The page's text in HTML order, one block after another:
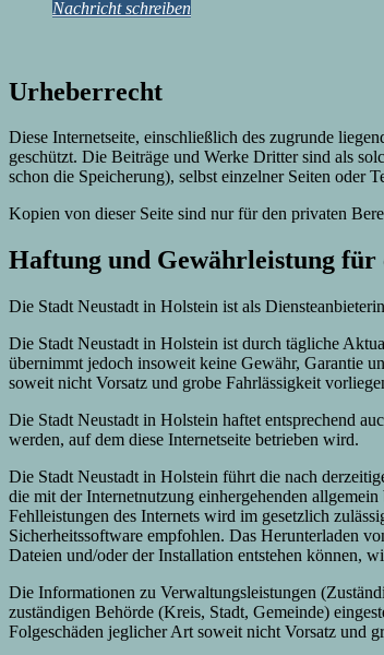
Nachricht schreiben
Urheberrecht
Diese Internetseite, einschließlich des zugrunde
geschützt. Die Beiträge und Werke Dritter sind als
schon die Speicherung), selbst einzelner Seiten oder
Kopien von dieser Seite sind nur für den privaten
Haftung und Gewährleistung für
Die Stadt Neustadt in Holstein ist als
Die Stadt Neustadt in Holstein ist durch tägliche
übernimmt jedoch insoweit keine Gewähr, Garantie
soweit nicht Vorsatz und grobe Fahrlässigkeit
Die Stadt Neustadt in Holstein haftet entsprechend
werden, auf dem diese Internetseite betrieben wird.
Die Stadt Neustadt in Holstein führt die nach
die mit der Internetnutzung einhergehenden
Fehlleistungen des Internets wird im gesetzlich
Sicherheitssoftware empfohlen. Das Herunterladen
Dateien und/oder der Installation entstehen können,
Die Informationen zu Verwaltungsleistungen
zuständigen Behörde (Kreis, Stadt, Gemeinde)
Folgeschäden jeglicher Art soweit nicht Vorsatz und